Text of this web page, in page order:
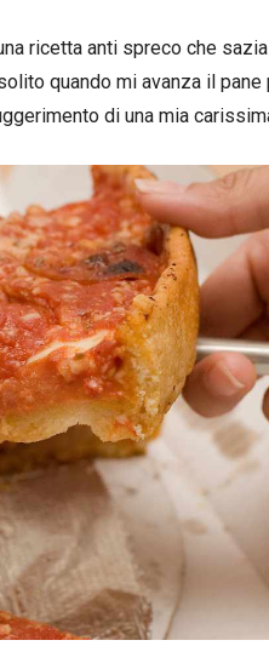
ricetta anti spreco che
quando mi avanza il pane
di una mia